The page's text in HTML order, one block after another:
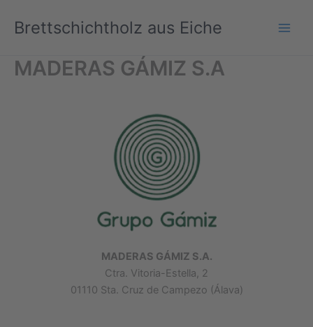
InhaltBrettschichtholz aus Eiche
MADERAS GÁMIZ S.A
MADERAS GÁMIZ S.A.
Ctra. Vitoria-Estella, 2
01110 Sta. Cruz de Campezo (Álava)